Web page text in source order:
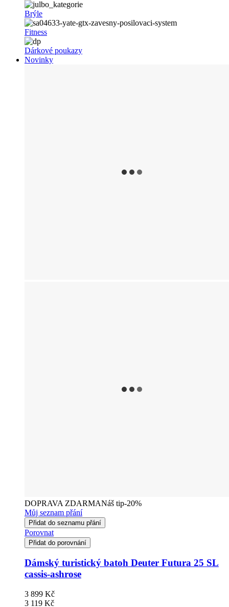
Brýle
Fitness
Dárkové poukazy
Novinky
DOPRAVA ZDARMANáš tip-20%
Můj seznam přání
Přidat do seznamu přání
Porovnat
Přidat do porovnání
Dámský turistický batoh Deuter Futura 25 SL
cassis-ashrose
3 899 Kč
3 119 Kč